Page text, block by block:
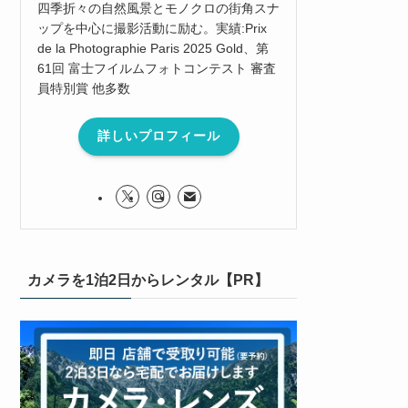
四季折々の自然風景とモノクロの街角スナ
ップを中心に撮影活動に励む。実績:Prix
de la Photographie Paris 2025 Gold、第
61回 富士フイルムフォトコンテスト 審査
員特別賞 他多数
詳しいプロフィール
カメラを1泊2日からレンタル【PR】